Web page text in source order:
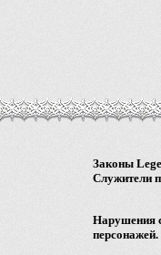
Законы
Служители
Нарушения
персонажей.